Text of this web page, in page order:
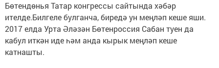
Бөтендөнья Татар конгрессы сайтында хәбәр
ителде.Билгеле булганча, биредә ун меңләп кеше яши.
2017 елда Урта Әләзән Бөтенроссия Сабан туен да
кабул иткән иде һәм анда кырык меңләп кеше
катнашты.